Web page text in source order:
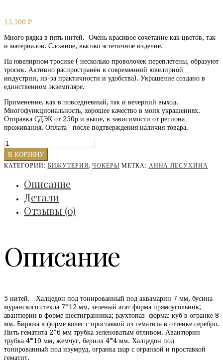
15,100 ₽
Много рядка в пять нитей. Очень красивое сочетание как цветов, так
и материалов. Сложное, высоко эстетичное изделие.
На ювелирном тросике ( несколько проволочек переплетены, образуют
тросик. Активно распространён в современной ювелирной
индустрии, из-за практичности и удобства). Украшение создано в
единственном экземпляре.
Применение, как в повседневный, так и вечерний выход.
Многофункциональность, хорошее качество в моих украшениях.
Отправка СДЭК от 250р и выше, в зависимости от региона
проживания. Оплата после подтверждения наличия товара.
Количество
АВА(Копировать)
(Копировать)
(Копироватьвать)
(Копировать)
В КОРЗИНУ
КАТЕГОРИИ: БИЖУТЕРИЯ,ЧОКЕРЫ МЕТКА: АННА ЛЕСУХИНА
Описание
Детали
Отзывы (0)
Описание
5 нитей. Халцедон под тонированный под аквамарин 7 мм, бусина
муранского стекла 7*12 мм, зеленый агат форма прямоугольник;
авантюрин в форме шестигранника; раухтопаз форма: куб в огранке 8
мм. Бирюза в форме колес с проставкой из гематита в оттенке серебро.
Нить гематита 2*6 мм трубка зеленоватым отливом. Авантюрин
трубка 4*10 мм, жемчуг, берилл 4*4 мм. Халцедон под
тонированный под изумруд, огранка шар с огранкой и проставкой
гематит.